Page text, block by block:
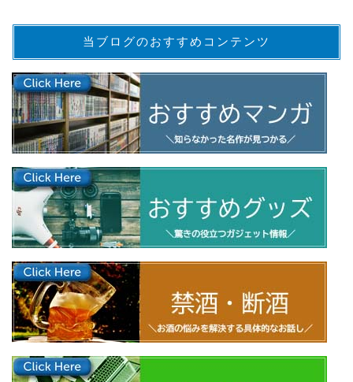
当ブログのおすすめコンテンツ